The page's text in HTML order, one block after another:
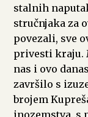
stalnih
stručnjaka za
povezali, sve
privesti kraju.
nas i ovo
završilo s
brojem